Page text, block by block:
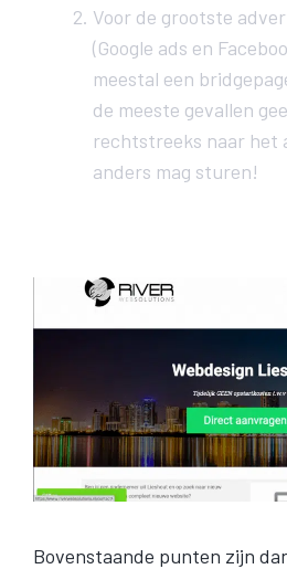
Voor de grootste
(Google ads en
meestal een
de meeste gevallen
rechtstreeks naar het
anders mag sturen!
Bovenstaande punten zijn